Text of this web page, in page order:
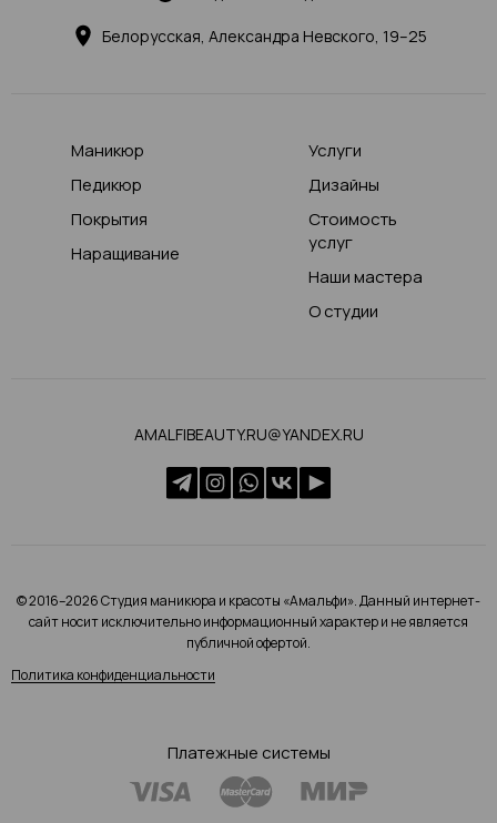
Белорусская, Александра Невского, 19–25
Маникюр
Педикюр
Покрытия
Наращивание
Услуги
Дизайны
Стоимость
услуг
Наши мастера
О студии
AMALFIBEAUTY.RU@YANDEX.RU
© 2016–2026 Студия маникюра и красоты «Амальфи». Данный интернет-
сайт носит исключительно информационный характер и не является
публичной офертой.
Политика конфиденциальности
Платежные системы